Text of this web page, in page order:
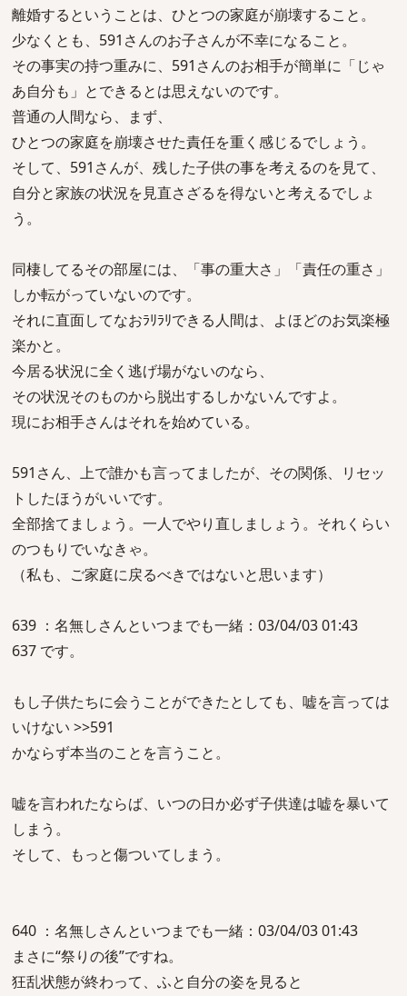
離婚するということは、ひとつの家庭が崩壊すること。
少なくとも、591さんのお子さんが不幸になること。
その事実の持つ重みに、591さんのお相手が簡単に「じゃ
あ自分も」とできるとは思えないのです。
普通の人間なら、まず、
ひとつの家庭を崩壊させた責任を重く感じるでしょう。
そして、591さんが、残した子供の事を考えるのを見て、
自分と家族の状況を見直さざるを得ないと考えるでしょ
う。
同棲してるその部屋には、「事の重大さ」「責任の重さ」
しか転がっていないのです。
それに直面してなおﾗﾘﾗﾘできる人間は、よほどのお気楽極
楽かと。
今居る状況に全く逃げ場がないのなら、
その状況そのものから脱出するしかないんですよ。
現にお相手さんはそれを始めている。
591さん、上で誰かも言ってましたが、その関係、リセッ
トしたほうがいいです。
全部捨てましょう。一人でやり直しましょう。それくらい
のつもりでいなきゃ。
（私も、ご家庭に戻るべきではないと思います）
639 ：名無しさんといつまでも一緒：03/04/03 01:43
637 です。
もし子供たちに会うことができたとしても、嘘を言っては
いけない >>591
かならず本当のことを言うこと。
嘘を言われたならば、いつの日か必ず子供達は嘘を暴いて
しまう。
そして、もっと傷ついてしまう。
640 ：名無しさんといつまでも一緒：03/04/03 01:43
まさに“祭りの後”ですね。
狂乱状態が終わって、ふと自分の姿を見ると